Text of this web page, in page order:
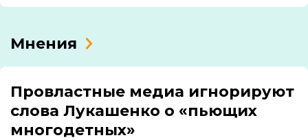
Мнения
Провластные медиа игнорируют
слова Лукашенко о «пьющих
многодетных»